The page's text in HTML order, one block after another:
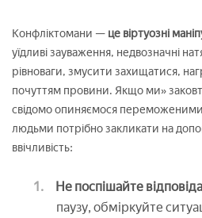
Конфліктомани — це віртуозні
уїдливі зауваження, недвозначні
рівноваги, змусити захищатися,
почуттям провини. Якщо ми»
свідомо опиняємося
людьми потрібно закликати на
ввічливість:
Не поспішайте
паузу, обміркуйте